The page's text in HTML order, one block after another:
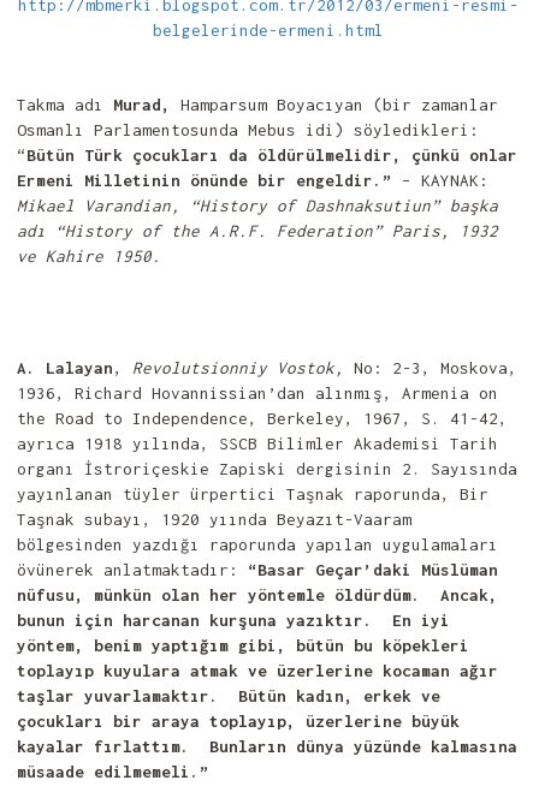
http://mbmerki.blogspot.com.tr/2012/03/ermeni-resmi-
belgelerinde-ermeni.html
Takma adı Murad,
Hamparsum Boyacıyan (bir zamanlar
Osmanlı Parlamentosunda Mebus idi) söyledikleri:
“Bütün Türk çocukları da öldürülmelidir, çünkü onlar
Ermeni Milletinin önünde bir engeldir.”
– KAYNAK:
Mikael Varandian, “History of Dashnaksutiun” başka
adı “History of the A.R.F. Federation” Paris, 1932
ve Kahire 1950.
A. Lalayan, Revolutsionniy Vostok, No: 2-3, Moskova,
1936, Richard Hovannissian’dan alınmış, Armenia on
the Road to Independence, Berkeley, 1967, S. 41-42,
ayrıca 1918 yılında, SSCB Bilimler Akademisi Tarih
organı İstroriçeskie Zapiski dergisinin 2. Sayısında
yayınlanan tüyler ürpertici Taşnak raporunda, Bir
Taşnak subayı, 1920 yıında Beyazıt-Vaaram
bölgesinden yazdığı raporunda yapılan uygulamaları
övünerek anlatmaktadır: “Basar Geçar’daki Müslüman
nüfusu, münkün olan her yöntemle öldürdüm. Ancak,
bunun için harcanan kurşuna yazıktır. En iyi
yöntem, benim yaptığım gibi, bütün bu köpekleri
toplayıp kuyulara atmak ve üzerlerine kocaman ağır
taşlar yuvarlamaktır. Bütün kadın, erkek ve
çocukları bir araya toplayıp, üzerlerine büyük
kayalar fırlattım. Bunların dünya yüzünde kalmasına
müsaade edilmemeli.”